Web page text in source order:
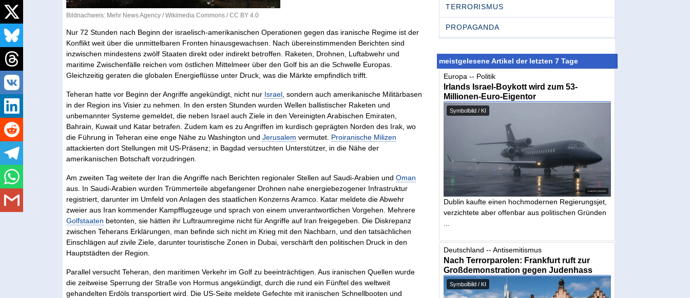
Bildnachweis: Mehr News Agency /Wikimedia Commons /CC BY 4.0
Nur 72 Stunden nach Beginn der israelisch-amerikanischen Operationen gegen das iranische Regime ist der
Konflikt weit über die unmittelbaren Fronten hinausgewachsen. Nach übereinstimmenden Berichten sind
inzwischen mindestens zwölf Staaten direkt oder indirekt betroffen. Raketen, Drohnen, Luftabwehr und
maritime Zwischenfälle reichen vom östlichen Mittelmeer über den Golf bis an die Schwelle Europas.
Gleichzeitig geraten die globalen Energieflüsse unter Druck, was die Märkte empfindlich trifft.
Teheran hatte vor Beginn der Angriffe angekündigt, nicht nur Israel , sondern auch amerikanische Militärbasen
in der Region ins Visier zu nehmen. In den ersten Stunden wurden Wellen ballistischer Raketen und
unbemannter Systeme gemeldet, die neben Israel auch Ziele in den Vereinigten Arabischen Emiraten,
Bahrain, Kuwait und Katar betrafen. Zudem kam es zu Angriffen im kurdisch geprägten Norden des Irak, wo
die Führung in Teheran eine enge Nähe zu Washington undJerusalem vermutet. Proiranische Milizen
attackierten dort Stellungen mit US-Präsenz; in Bagdad versuchten Unterstützer, in die Nähe der
amerikanischen Botschaft vorzudringen.
Am zweiten Tag weitete der Iran die Angriffe nach Berichten regionaler Stellen auf Saudi-Arabien undOman
aus. In Saudi-Arabien wurden Trümmerteile abgefangener Drohnen nahe energiebezogener Infrastruktur
registriert, darunter im Umfeld von Anlagen des staatlichen Konzerns Aramco. Katar meldete die Abwehr
zweier aus Iran kommender Kampfflugzeuge und sprach von einem unverantwortlichen Vorgehen. Mehrere
Golfstaaten betonten, sie hätten ihr Luftraumregime nicht für Angriffe auf Iran freigegeben. Die Diskrepanz
zwischen Teherans Erklärungen, man befinde sich nicht im Krieg mit den Nachbarn, und den tatsächlichen
Einschlägen auf zivile Ziele, darunter touristische Zonen in Dubai, verschärft den politischen Druck in den
Hauptstädten der Region.
Parallel versucht Teheran, den maritimen Verkehr im Golf zu beeinträchtigen. Aus iranischen Quellen wurde
die zeitweise Sperrung der Straße von Hormus angekündigt, durch die rund ein Fünftel des weltweit
gehandelten Erdöls transportiert wird. Die US-Seite meldete Gefechte mit iranischen Schnellbooten und
TERRORISMUS
PROPAGANDA
meistgelesene Artikel der letzten 7 Tage
Europa -- Politik
Irlands Israel-Boykott wird zum 53-
Millionen-Euro-Eigentor
Symbolbild / KI
Dublin kaufte einen hochmodernen Regierungsjet,
verzichtete aber offenbar aus politischen Gründen
Deutschland -- Antisemitismus
Nach Terrorparolen: Frankfurt ruft zur
Großdemonstration gegen Judenhass
Symbolbild / KI